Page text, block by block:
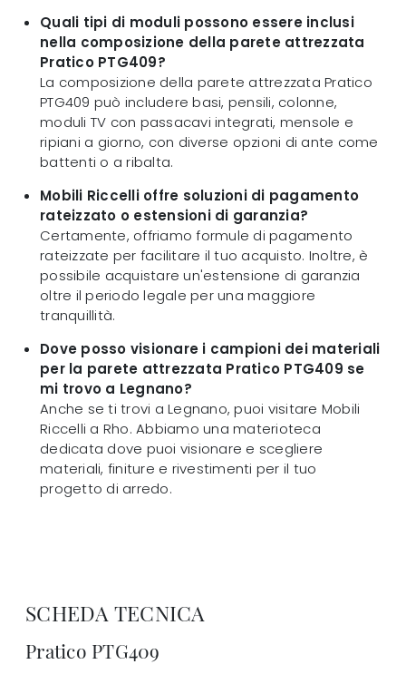
Quali tipi di moduli possono essere inclusi
nella composizione della parete attrezzata
Pratico PTG409?
La composizione della parete attrezzata Pratico
PTG409 può includere basi, pensili, colonne,
moduli TV con passacavi integrati, mensole e
ripiani a giorno, con diverse opzioni di ante come
battenti o a ribalta.
Mobili Riccelli offre soluzioni di pagamento
rateizzato o estensioni di garanzia?
Certamente, offriamo formule di pagamento
rateizzate per facilitare il tuo acquisto. Inoltre, è
possibile acquistare un'estensione di garanzia
oltre il periodo legale per una maggiore
tranquillità.
Dove posso visionare i campioni dei materiali
per la parete attrezzata Pratico PTG409 se
mi trovo a Legnano?
Anche se ti trovi a Legnano, puoi visitare Mobili
Riccelli a Rho. Abbiamo una materioteca
dedicata dove puoi visionare e scegliere
materiali, finiture e rivestimenti per il tuo
progetto di arredo.
SCHEDA TECNICA
Pratico PTG409